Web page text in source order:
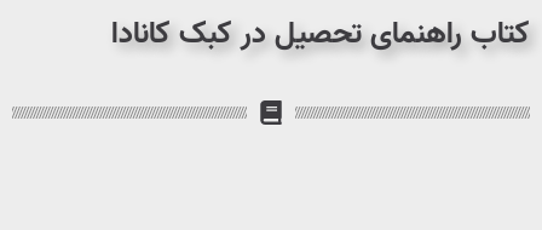
کتاب راهنمای تحصیل در کبک کانادا